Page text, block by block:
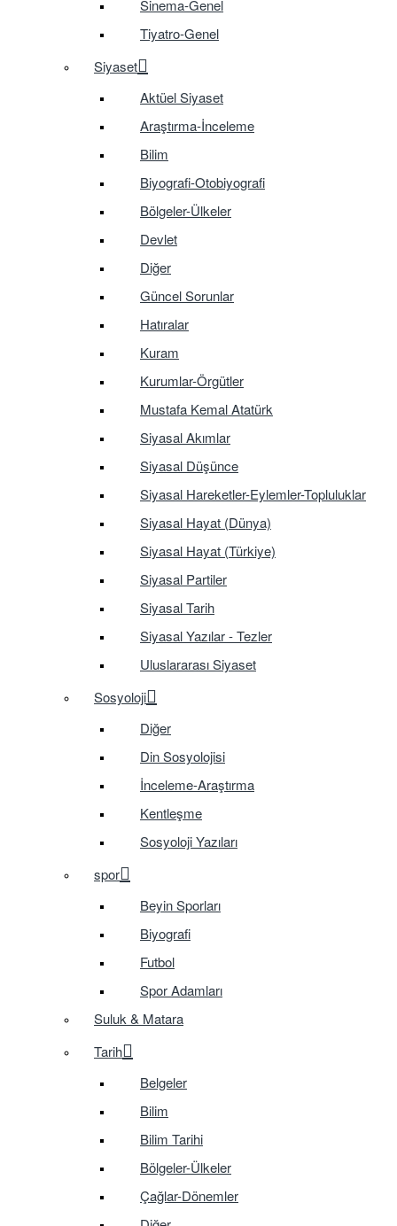
Sinema-Genel
Tiyatro-Genel
Siyaset
Aktüel Siyaset
Araştırma-İnceleme
Bilim
Biyografi-Otobiyografi
Bölgeler-Ülkeler
Devlet
Diğer
Güncel Sorunlar
Hatıralar
Kuram
Kurumlar-Örgütler
Mustafa Kemal Atatürk
Siyasal Akımlar
Siyasal Düşünce
Siyasal Hareketler-Eylemler-Topluluklar
Siyasal Hayat (Dünya)
Siyasal Hayat (Türkiye)
Siyasal Partiler
Siyasal Tarih
Siyasal Yazılar - Tezler
Uluslararası Siyaset
Sosyoloji
Diğer
Din Sosyolojisi
İnceleme-Araştırma
Kentleşme
Sosyoloji Yazıları
spor
Beyin Sporları
Biyografi
Futbol
Spor Adamları
Suluk & Matara
Tarih
Belgeler
Bilim
Bilim Tarihi
Bölgeler-Ülkeler
Çağlar-Dönemler